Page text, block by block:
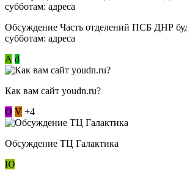
Обсуждение Часть отделений ПСБ ДНР
субботам: адреса
А d
Как вам сайт youdn.ru?
О V +4
Обсуждение ТЦ Галактика
Ю